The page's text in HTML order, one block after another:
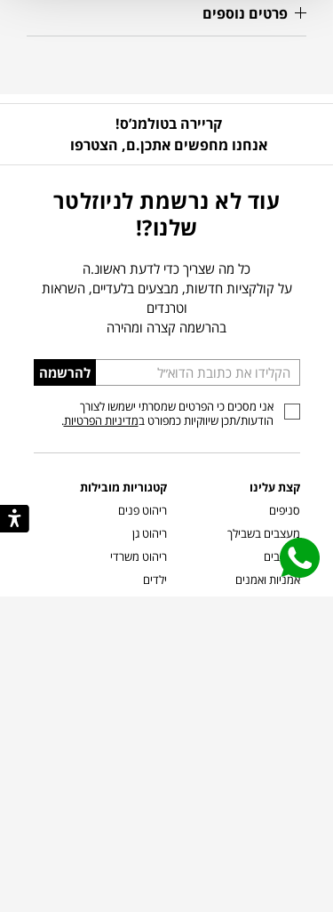
פרטים נוספים
קריירה בטולמנ’ס!
אנחנו מחפשים אתכן.ם, הצטרפו
עוד לא נרשמת לניוזלטר
שלנו?!
כל מה שצריך כדי לדעת ראשונ.ה
על קולקציות חדשות, מבצעים בלעדיים, השראות
וטרנדים
בהרשמה קצרה ומהירה
הכניסו
כתובת
דוא”ל
להרשמה
אני מסכים כי הפרטים שמסרתי ישמשו לצורך
הודעות/תכן שיווקיות כמפורט במדיניות הפרטיות.
קצת עלינו
סניפים
מעצבים בשבילך
מעצבים
אמניות ואמנים
קטגוריות מובילות
ריהוט פנים
ריהוט גן
ריהוט משרדי
ילדים